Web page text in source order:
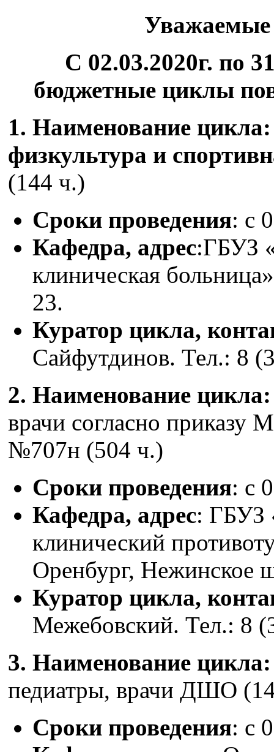
С 02.03.2020г. по
бюджетные циклы
1. Наименование
физкультура и
(144 ч.)
Сроки проведения: с
Кафедра, адрес:ГБУЗ
клиническая
23.
Куратор цикла,
Сайфутдинов. Тел.: 8
2. Наименование
врачи согласно приказу
№707н (504 ч.)
Сроки проведения: с
Кафедра, адрес: ГБУЗ
клинический
Оренбург, Нежинское
Куратор цикла,
Межебовский. Тел.: 8
3. Наименование
педиатры, врачи ДШО
Сроки проведения: с